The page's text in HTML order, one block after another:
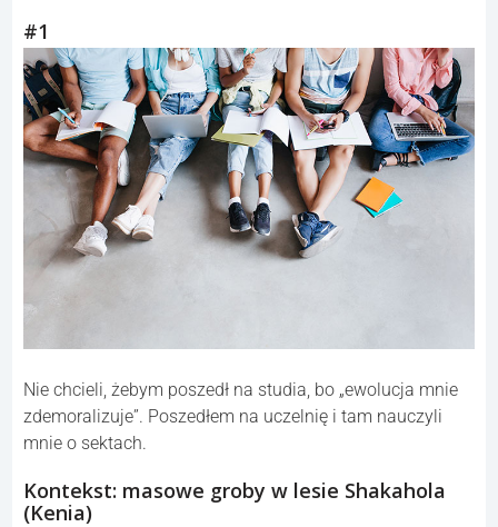
#1
Nie chcieli, żebym poszedł na studia, bo „ewolucja mnie
zdemoralizuje”. Poszedłem na uczelnię i tam nauczyli
mnie o sektach.
Kontekst: masowe groby w lesie Shakahola
(Kenia)